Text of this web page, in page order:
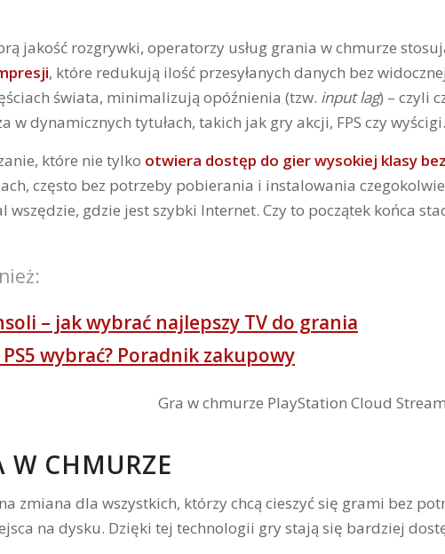
jakość rozgrywki, operatorzy usług grania w chmurze
, które redukują ilość przesyłanych danych bez
świata, minimalizują opóźnienia (tzw. input lag) – czyli
w dynamicznych tytułach, takich jak gry akcji, FPS czy wyścigi.
które nie tylko otwiera dostęp do gier wysokiej klasy
często bez potrzeby pobierania i instalowania
gdzie jest szybki Internet. Czy to początek końca
– jak wybrać najlepszy TV do grania
wybrać? Poradnik zakupowy
W CHMURZE
zmiana dla wszystkich, którzy chcą cieszyć się grami bez
na dysku. Dzięki tej technologii gry stają się bardziej